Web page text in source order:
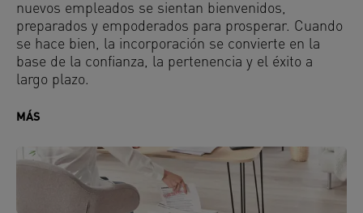
nuevos empleados se sientan bienvenidos,
preparados y empoderados para prosperar. Cuando
se hace bien, la incorporación se convierte en la
base de la confianza, la pertenencia y el éxito a
largo plazo.
MÁS